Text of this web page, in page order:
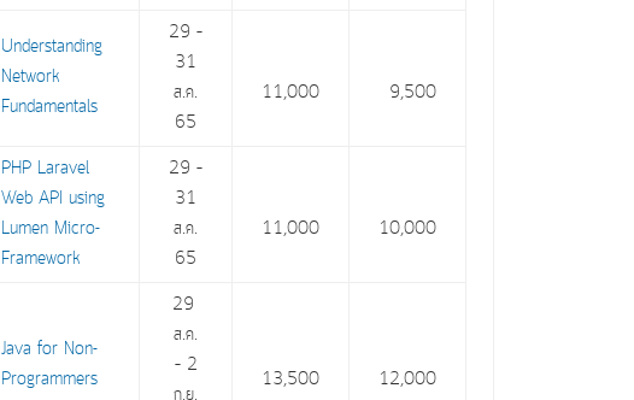
Understanding
Network
Fundamentals
29 –
31
ส.ค.
65
11,000 9,500
PHP Laravel
Web API using
Lumen Micro-
Framework
29 –
31
ส.ค.
65
11,000 10,000
Java for Non-
Programmers
29
ส.ค.
– 2
ก.ย.
13,500 12,000